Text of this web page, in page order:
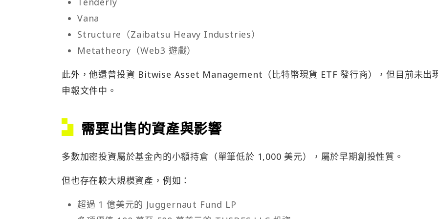
Vana
Structure（Zaibatsu Heavy Industries）
Metatheory（Web3 遊戲）
此外，他還曾投資 Bitwise Asset Management（比特幣現貨 ETF 發行商），但目前未出
申報文件中。
需要出售的資產與影響
多數加密投資屬於基金內的小額持倉（單筆低於 1,000 美元），屬於早期創投性質。
但也存在較大規模資產，例如：
超過 1 億美元的 Juggernaut Fund LP